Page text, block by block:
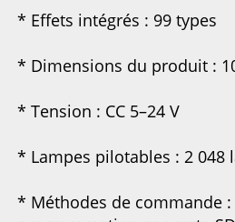
* Effets intégrés : 99 types
* Dimensions du produit :
* Tension : CC 5–24 V
* Lampes pilotables : 2 048
* Méthodes de commande